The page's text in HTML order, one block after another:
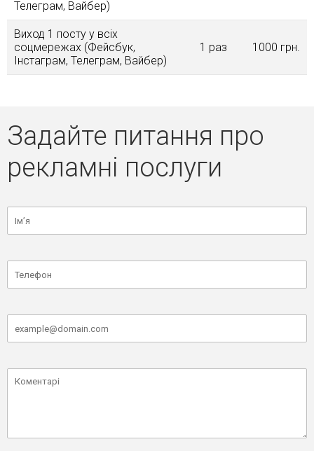
Телеграм, Вайбер)
Виход 1 посту у всіх
соцмережах (Фейсбук,
Інстаграм, Телеграм, Вайбер)
1 раз 1000 грн.
Задайте питання про
рекламні послуги